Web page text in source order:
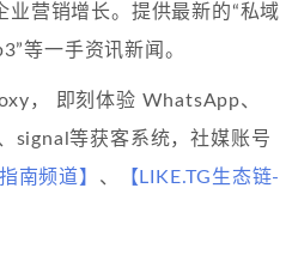
营销增长。提供最新的“私域
等一手资讯新闻。
， 即刻体验 WhatsApp、
signal等获客系统，社媒账号
南频道】 、
【LIKE.TG生态链-